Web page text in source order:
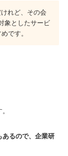
れど、その会
象としたサービ
です。
あるので、企業研